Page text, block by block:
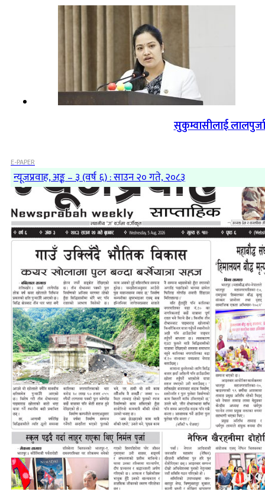
सुकुम्वासीलाई
E-PAPER
न्यूजप्रवाह, अङ्क – ३ (वर्ष ६) : साउन २० गते, २०८३